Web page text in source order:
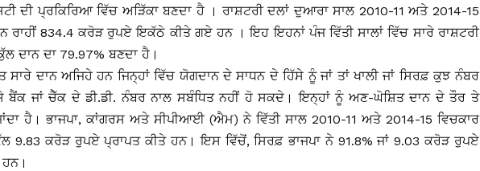
ਦੀ ਪ੍ਰਕਿਰਿਆ ਵਿੱਚ ਅੜਿੱਕਾ ਬਣਦਾ ਹੈ । ਰਾਸ਼ਟਰੀ ਦਲਾਂ ਦੁਆਰਾ ਸਾਲ 2010-11 ਅਤੇ 2014-15
ਰਾਹੀਂ 834.4 ਕਰੋੜ ਰੁਪਏ ਇਕੱਠੇ ਕੀਤੇ ਗਏ ਹਨ । ਇਹ ਇਹਨਾਂ ਪੰਜ ਵਿੱਤੀ ਸਾਲਾਂ ਵਿੱਚ ਸਾਰੇ ਰਾਸ਼ਟਰੀ
ਦਾਨ ਦਾ 79.97% ਬਣਦਾ ਹੈ।
ਦਾਨ ਅਜਿਹੇ ਹਨ ਜਿਨ੍ਹਾਂ ਵਿੱਚ ਯੋਗਦਾਨ ਦੇ ਸਾਧਨ ਦੇ ਹਿੱਸੇ ਨੂੰ ਜਾਂ ਤਾਂ ਖਾਲੀ ਜਾਂ ਸਿਰਫ਼ ਕੁਝ ਨੰਬਰ
ਬੈਂਕ ਜਾਂ ਚੈੱਕ ਦੇ ਡੀ.ਡੀ. ਨੰਬਰ ਨਾਲ ਸਬੰਧਿਤ ਨਹੀਂ ਹੋ ਸਕਦੇ। ਇਨ੍ਹਾਂ ਨੂੰ ਅਣ-ਘੋਸ਼ਿਤ ਦਾਨ ਦੇ ਤੌਰ ਤੇ
ਹੈ। ਭਾਜਪਾ, ਕਾਂਗਰਸ ਅਤੇ ਸੀਪੀਆਈ (ਐਮ) ਨੇ ਵਿੱਤੀ ਸਾਲ 2010-11 ਅਤੇ 2014-15 ਵਿਚਕਾਰ
9.83 ਕਰੋੜ ਰੁਪਏ ਪ੍ਰਾਪਤ ਕੀਤੇ ਹਨ। ਇਸ ਵਿੱਚੋਂ, ਸਿਰਫ਼ ਭਾਜਪਾ ਨੇ 91.8% ਜਾਂ 9.03 ਕਰੋੜ ਰੁਪਏ